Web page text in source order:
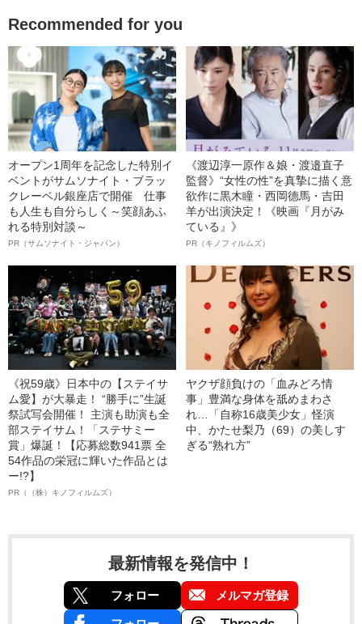
Recommended for you
オープン1周年を記念した特別イ
ベントがサムソナイト・ブラッ
クレーベル銀座店で開催 仕事
も人生も自分らしく～笑顔あふ
れる特別対談～
PR（サムソナイト・ジャパン）
《渡辺淳一原作＆娘・渡邉直子
監督》“女性の性”を真摯に描く意
欲作に黒木瞳・西岡德馬・吉田
羊が出演決定！《映画『月がみ
ている』》
PR（キノフィルムズ）
《祝59歳》日本中の【ステイサ
ム愛】が大暴走！ “勝手に”生誕
祭試写会開催！ 主演も助演も全
部ステイサム！「ステサミー
賞」爆誕！【応募総数941票 全
54作品の栄冠に輝いた作品とは
ー!?】
PR（（株）キノフィルムズ）
ヤクザ顔負けの「血みどろ情
事」豊満な身体を舐めまわさ
れ…「自称16歳美少女」怪演
中、かたせ梨乃（69）の美しす
ぎる“熟れ方”
最新情報を発信中！
フォロー メルマガ登録